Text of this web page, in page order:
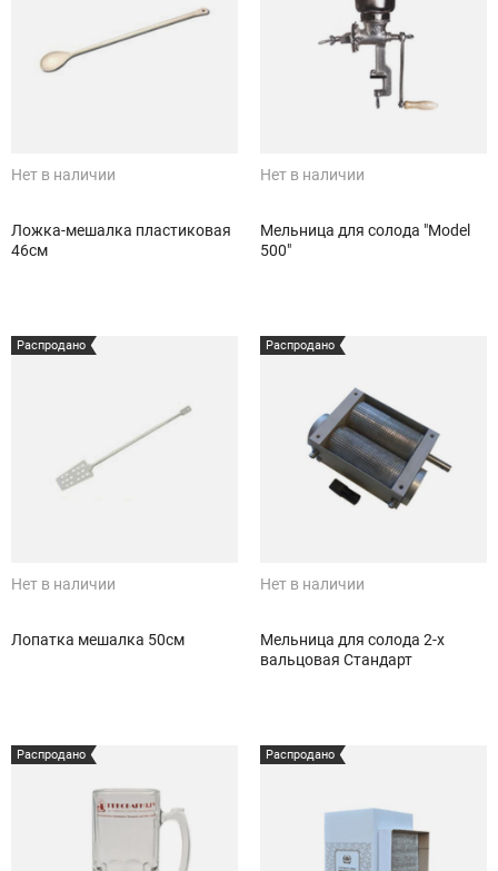
Нет в наличии
Ложка-мешалка пластиковая
46см
Нет в наличии
Мельница для солода "Model
500"
Распродано
Нет в наличии
Лопатка мешалка 50см
Распродано
Нет в наличии
Мельница для солода 2-х
вальцовая Стандарт
Распродано Распродано